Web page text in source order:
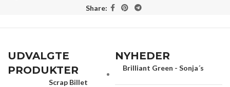
Share:
UDVALGTE
PRODUKTER
Scrap Billet
NYHEDER
Brilliant Green - Sonja´s